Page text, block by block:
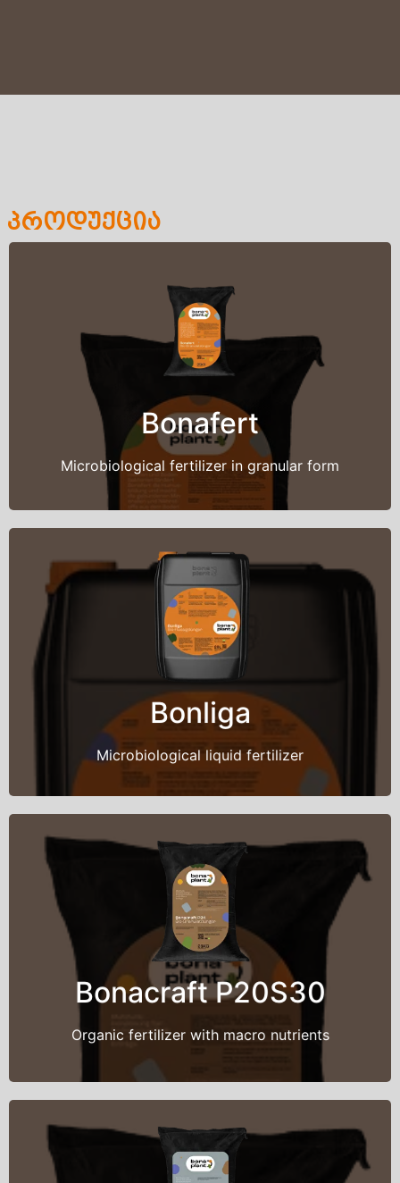
პროდუქცია
Bonafert
Microbiological fertilizer in granular form
Back Title
This is back side content.
Bonliga
Microbiological liquid fertilizer
Back Title
This is back side content.
Bonacraft P20S30
Organic fertilizer with macro nutrients
Back Title
This is back side content.